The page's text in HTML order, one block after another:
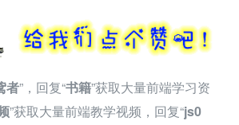
者”，回复“书籍”获取大量前端学习资
”获取大量前端教学视频，回复“js0